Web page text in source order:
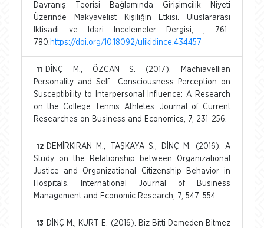
Davranış Teorisi Bağlamında Girişimcilik Niyeti
Üzerinde Makyavelist Kişiliğin Etkisi. Uluslararası
İktisadi ve İdari İncelemeler Dergisi, , 761-
780. https://doi.org/10.18092/ulikidince.434457
11
DİNÇ M., ÖZCAN S. (2017). Machiavellian
Personality and Self- Consciousness Perception on
Susceptibility to Interpersonal Influence: A Research
on the College Tennis Athletes. Journal of Current
Researches on Business and Economics, 7, 231-256.
12
DEMİRKIRAN M., TAŞKAYA S., DİNÇ M. (2016). A
Study on the Relationship between Organizational
Justice and Organizational Citizenship Behavior in
Hospitals. International Journal of Business
Management and Economic Research, 7, 547-554.
13
DİNÇ M., KURT E. (2016). Biz Bitti Demeden Bitmez